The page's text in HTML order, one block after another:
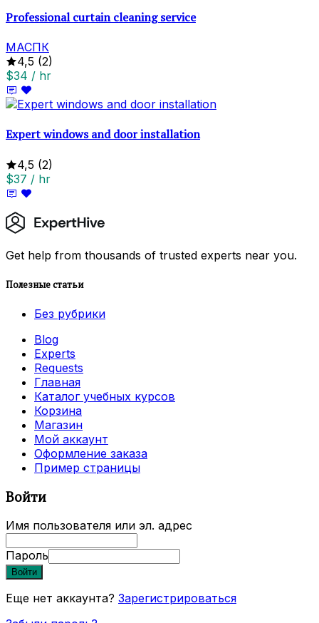
Professional curtain cleaning service
МАСПК
4,5 (2)
$34 / hr
Expert windows and door installation
4,5 (2)
$37 / hr
Get help from thousands of trusted experts near you.
Полезные статьи
Без рубрики
Blog
Experts
Requests
Главная
Каталог учебных курсов
Корзина
Магазин
Мой аккаунт
Оформление заказа
Пример страницы
Войти
Имя пользователя или эл. адрес
Пароль
Войти
Еще нет аккаунта? Зарегистрироваться